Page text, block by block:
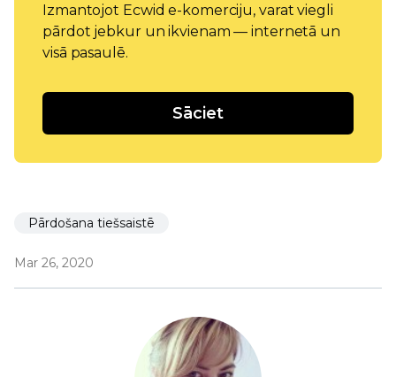
Izmantojot Ecwid e-komerciju, varat viegli
pārdot jebkur un ikvienam — internetā un
visā pasaulē.
Sāciet
Pārdošana tiešsaistē
Mar 26, 2020